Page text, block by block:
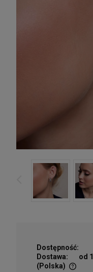
Dostępność:
Dostawa:
od
(Polska)